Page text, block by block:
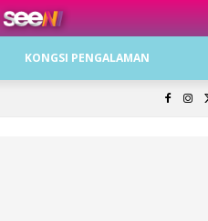
KONGSI PENGALAMAN